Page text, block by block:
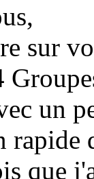
sur
un
que